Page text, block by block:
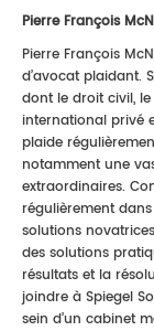
Pierre François
Pierre François
d’avocat plaidant.
dont le droit civil,
international privé
plaide
notamment une
extraordinaires.
régulièrement
solutions
des solutions
résultats et la
joindre à Spiegel
sein d’un cabinet